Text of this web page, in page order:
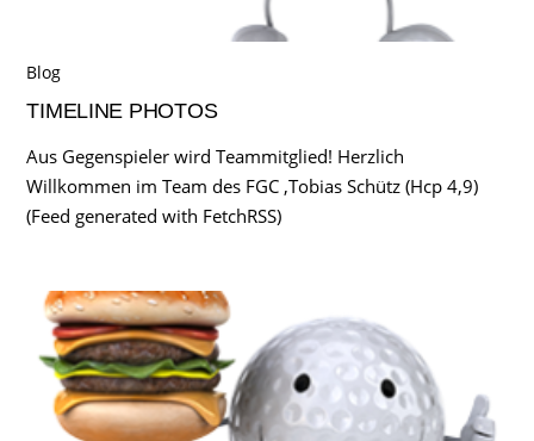
Blog
TIMELINE PHOTOS
Aus Gegenspieler wird Teammitglied! Herzlich
Willkommen im Team des FGC ,Tobias Schütz (Hcp 4,9)
(Feed generated with FetchRSS)